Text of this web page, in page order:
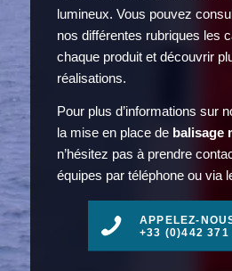
lumineux. Vous pouvez
nos différentes rubriques les
chaque produit et découvrir
réalisations.
Pour plus d’informations sur
la mise en place de balisage
n’hésitez pas à prendre
équipes par téléphone ou via
APPELEZ-
+33 (0)442 371